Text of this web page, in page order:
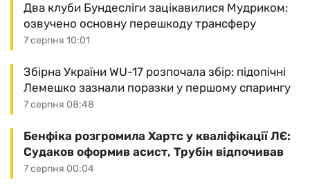
7 серпня 10:01
Два клуби Бундесліги зацікавилися Мудриком:
озвучено основну перешкоду трансферу
7 серпня 08:48
Збірна України WU-17 розпочала збір: підопічні
Лемешко зазнали поразки у першому спарингу
7 серпня 00:04
Бенфіка розгромила Хартс у кваліфікації ЛЄ:
Судаков оформив асист, Трубін відпочивав